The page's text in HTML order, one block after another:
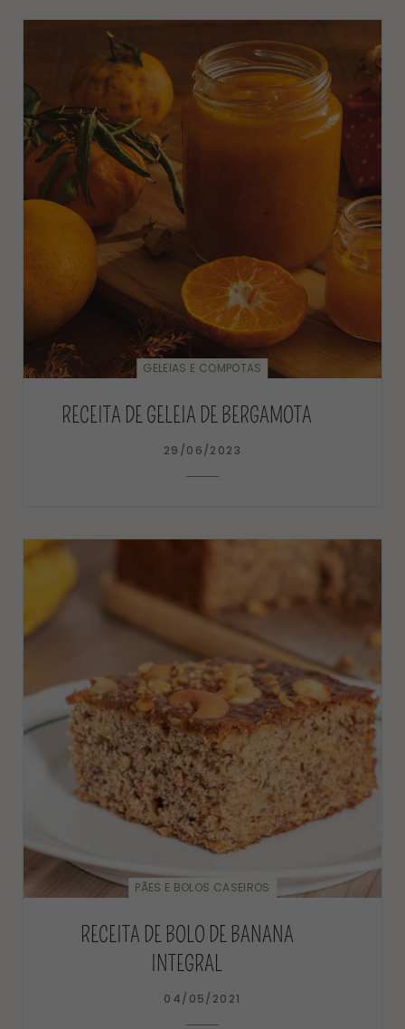
GELEIAS E COMPOTAS
RECEITA DE GELEIA DE BERGAMOTA
29/06/2023
PÃES E BOLOS CASEIROS
RECEITA DE BOLO DE BANANA
INTEGRAL
04/05/2021